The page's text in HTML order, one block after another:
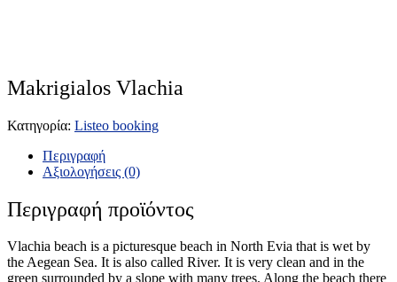
Makrigialos Vlachia
Κατηγορία: Listeo booking
Περιγραφή
Αξιολογήσεις (0)
Περιγραφή προϊόντος
Vlachia beach is a picturesque beach in North Evia that is wet by
the Aegean Sea. It is also called River. It is very clean and in the
green surrounded by a slope with many trees. Along the beach there